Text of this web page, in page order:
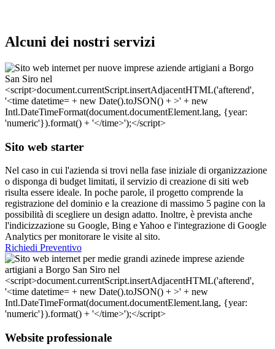
Alcuni dei nostri servizi
Sito web starter
Nel caso in cui l'azienda si trovi nella fase iniziale di organizzazione
o disponga di budget limitati, il servizio di creazione di siti web
risulta essere ideale. In poche parole, il progetto comprende la
registrazione del dominio e la creazione di massimo 5 pagine con la
possibilità di scegliere un design adatto. Inoltre, è prevista anche
l'indicizzazione su Google, Bing e Yahoo e l'integrazione di Google
Analytics per monitorare le visite al sito.
Richiedi Preventivo
Website professionale